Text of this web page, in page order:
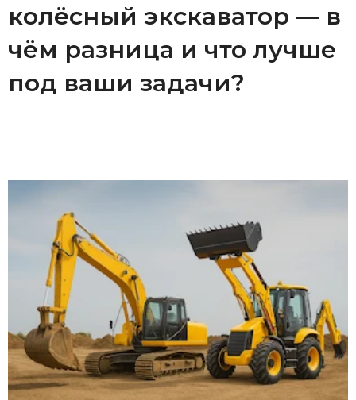
колёсный экскаватор — в
чём разница и что лучше
под ваши задачи?